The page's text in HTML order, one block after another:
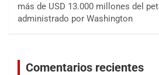
más de USD 13.000 millones del
administrado por Washington
Comentarios recientes